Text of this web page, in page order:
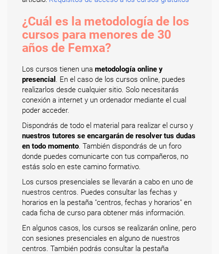
¿Cuál es la metodología de los
cursos para menores de 30
años de Femxa?
Los cursos tienen una metodología online y
presencial . En el caso de los cursos online, puedes
realizarlos desde cualquier sitio. Solo necesitarás
conexión a internet y un ordenador mediante el cual
poder acceder.
Dispondrás de todo el material para realizar el curso y
nuestros tutores se encargarán de resolver tus dudas
en todo momento. También dispondrás de un foro
donde puedes comunicarte con tus compañeros, no
estás solo en este camino formativo.
Los cursos presenciales se llevarán a cabo en uno de
nuestros centros. Puedes consultar las fechas y
horarios en la pestaña "centros, fechas y horarios" en
cada ficha de curso para obtener más información.
En algunos casos, los cursos se realizarán online, pero
con sesiones presenciales en alguno de nuestros
centros. También podrás consultar la pestaña